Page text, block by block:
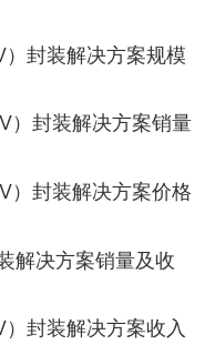
封装解决方案规模
）封装解决方案销量
）封装解决方案价格
解决方案销量及收
封装解决方案收入